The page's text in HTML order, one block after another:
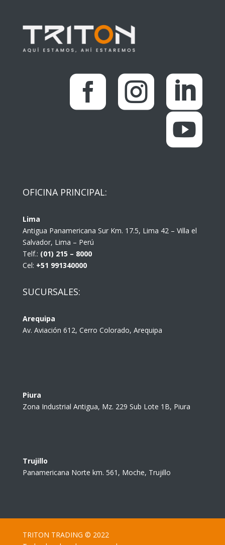
  

OFICINA PRINCIPAL:
Lima
Antigua Panamericana Sur Km. 17.5, Lima 42 – Villa el
Salvador, Lima – Perú
Telf.: (01) 215 – 8000
Cel: +51 991340000
SUCURSALES:
Arequipa
Av. Aviación 612, Cerro Colorado, Arequipa
Piura
Zona Industrial Antigua, Mz. 229 Sub Lote 1B, Piura
Trujillo
Panamericana Norte km. 561, Moche, Trujillo
TRITON TRADING © 2022